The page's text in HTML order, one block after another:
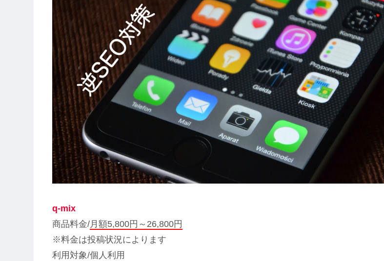
q-mix
商品料金/ 月額5,800円～26,800円
※料金は投稿状況によります
利用対象/個人利用